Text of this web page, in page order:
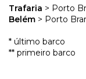
Trafaria > Porto
Belém > Porto
* último barco
** primeiro barco